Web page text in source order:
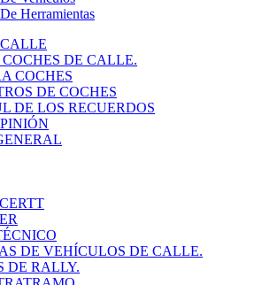
CALLE
DE CALLE.
COCHES
DE COCHES
DE LOS RECUERDOS
DE VEHÍCULOS DE CALLE.
DE RALLY.